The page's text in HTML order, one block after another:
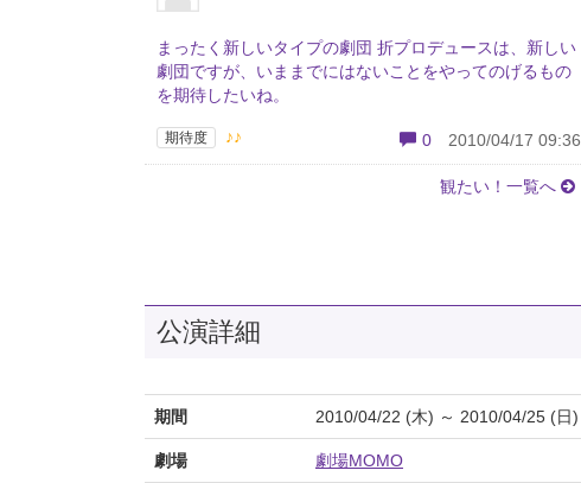
まったく新しいタイプの劇団 折プロデュースは、新しい
劇団ですが、いままでにはないことをやってのげるもの
を期待したいね。
期待度 ♪♪ 0 2010/04/17 09:36
観たい！一覧へ
公演詳細
期間 2010/04/22 (木) ～ 2010/04/25 (日)
劇場 劇場MOMO